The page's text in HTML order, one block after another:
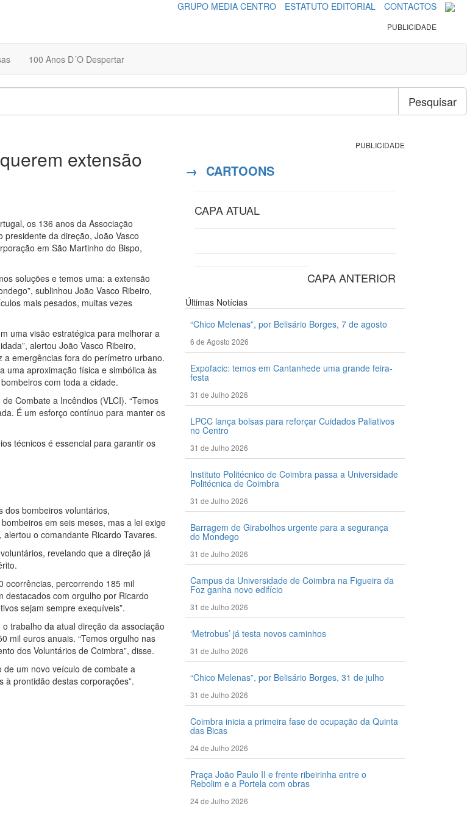
GRUPO MEDIA CENTRO ESTATUTO EDITORIAL CONTACTOS
PUBLICIDADE
100 Anos D´O Despertar
Pesquisar
extensão
os 136 anos da Associação
da direção, João Vasco
em São Martinho do Bispo,
soluções e temos uma: a extensão
sublinhou João Vasco Ribeiro,
mais pesados, muitas vezes
uma visão estratégica para melhorar a
alertou João Vasco Ribeiro,
emergências fora do perímetro urbano.
uma aproximação física e simbólica às
com toda a cidade.
Combate a Incêndios (VLCI). “Temos
É um esforço contínuo para manter os
técnicos é essencial para garantir os
dos bombeiros voluntários,
em seis meses, mas a lei exige
o comandante Ricardo Tavares.
revelando que a direção já
ocorrências, percorrendo 185 mil
destacados com orgulho por Ricardo
sejam sempre exequíveis”.
trabalho da atual direção da associação
mil euros anuais. “Temos orgulho nas
dos Voluntários de Coimbra”, disse.
um novo veículo de combate a
à prontidão destas corporações”.
PUBLICIDADE
→ CARTOONS
CAPA ATUAL
CAPA ANTERIOR
Últimas Notícias
“Chico Melenas”, por Belisário Borges, 7 de agosto
6 de Agosto 2026
Expofacic: temos em Cantanhede uma grande feira-
festa
31 de Julho 2026
LPCC lança bolsas para reforçar Cuidados Paliativos
no Centro
31 de Julho 2026
Instituto Politécnico de Coimbra passa a Universidade
Politécnica de Coimbra
31 de Julho 2026
Barragem de Girabolhos urgente para a segurança
do Mondego
31 de Julho 2026
Campus da Universidade de Coimbra na Figueira da
Foz ganha novo edifício
31 de Julho 2026
‘Metrobus’ já testa novos caminhos
31 de Julho 2026
“Chico Melenas”, por Belisário Borges, 31 de julho
31 de Julho 2026
Coimbra inicia a primeira fase de ocupação da Quinta
das Bicas
24 de Julho 2026
Praça João Paulo II e frente ribeirinha entre o
Rebolim e a Portela com obras
24 de Julho 2026